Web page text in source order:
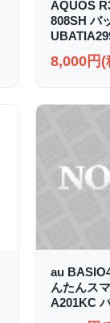
AQUOS
808SH バ
8,000円(
au
んたんス
A201KC